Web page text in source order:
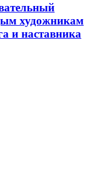
художникам
и наставника